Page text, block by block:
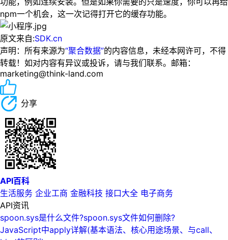
npm一个机会，这一次记得打开它的缓存功能。
原文来自:SDK.cn
声明：所有来源为“聚合数据”的内容信息，未经本网许可，不得
转载！如对内容有异议或投诉，请与我们联系。邮箱：
marketing@think-land.com
分享
API百科
生活服务 企业工商 金融科技 接口大全 电子商务
API资讯
spoon.sys是什么文件?spoon.sys文件如何删除?
JavaScript中apply详解(基本语法、核心用途场景、与call、